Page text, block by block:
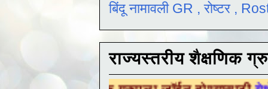
बिंदू नामावली GR , रोष्टर ,
राज्यस्तरीय शैक्षणिक